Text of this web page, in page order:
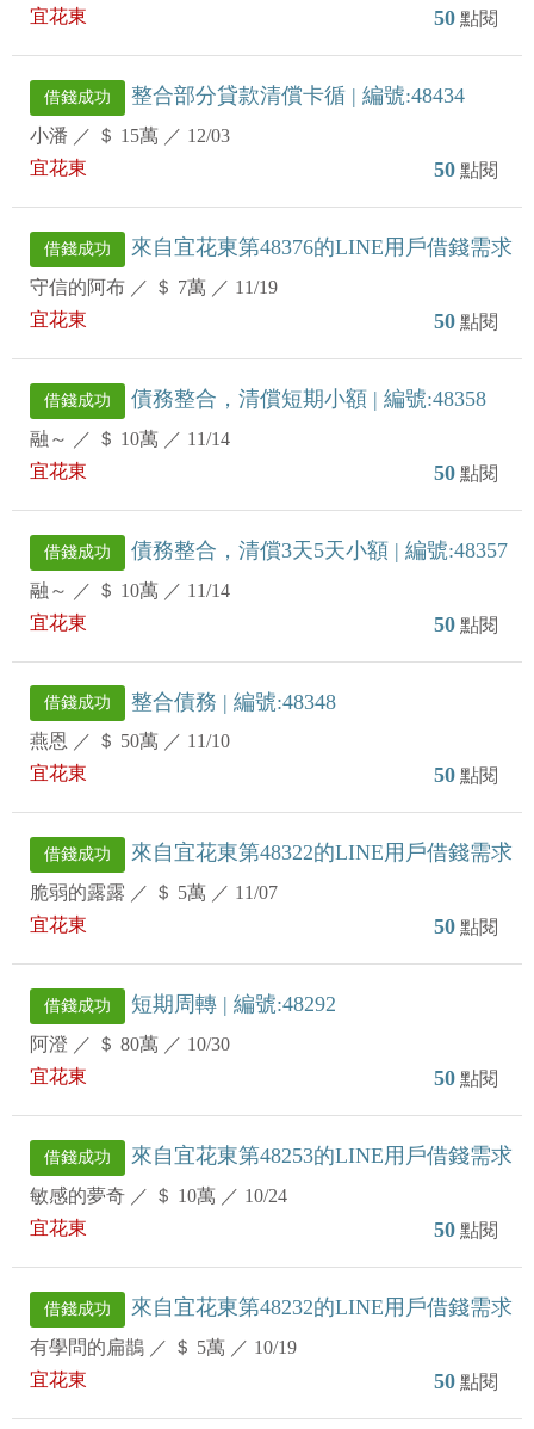
宜花東 50 點閱
借錢成功 整合部分貸款清償卡循 | 編號:48434
小潘 ／ ＄ 15萬 ／ 12/03
宜花東
50 點閱
借錢成功 來自宜花東第48376的LINE用戶借錢需求
守信的阿布 ／ ＄ 7萬 ／ 11/19
宜花東
50 點閱
借錢成功 債務整合，清償短期小額 | 編號:48358
融～ ／ ＄ 10萬 ／ 11/14
宜花東
50 點閱
借錢成功 債務整合，清償3天5天小額 | 編號:48357
融～ ／ ＄ 10萬 ／ 11/14
宜花東
50 點閱
借錢成功 整合債務 | 編號:48348
燕恩 ／ ＄ 50萬 ／ 11/10
宜花東
50 點閱
借錢成功 來自宜花東第48322的LINE用戶借錢需求
脆弱的露露 ／ ＄ 5萬 ／ 11/07
宜花東
50 點閱
借錢成功 短期周轉 | 編號:48292
阿澄 ／ ＄ 80萬 ／ 10/30
宜花東
50 點閱
借錢成功 來自宜花東第48253的LINE用戶借錢需求
敏感的夢奇 ／ ＄ 10萬 ／ 10/24
宜花東
50 點閱
借錢成功 來自宜花東第48232的LINE用戶借錢需求
有學問的扁鵲 ／ ＄ 5萬 ／ 10/19
宜花東
50 點閱